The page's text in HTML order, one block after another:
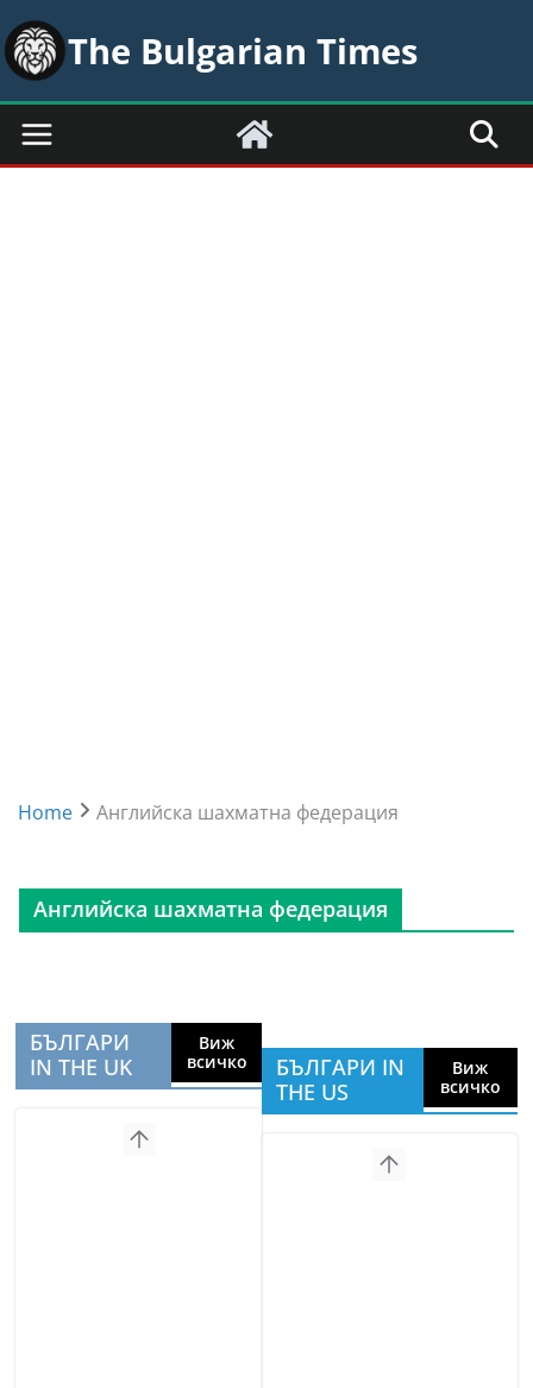
Skip
to
content
The Bulgarian Times
Home Английска шахматна федерация
Английска шахматна федерация
БЪЛГАРИ
IN THE UK
Виж
всичко
БЪЛГАРИ IN
THE US
Виж
всичко